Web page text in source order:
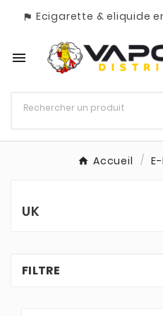
 Ecigarette & eliquide

Accueil
UK
FILTRE